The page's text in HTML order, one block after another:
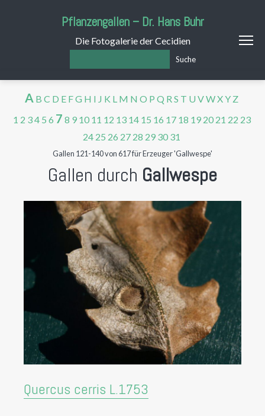
Pflanzengallen – Dr. Hans Buhr
Die Fotogalerie der Cecidien
Suche
A B C D E FG H I J K L M N O P Q R S T U VWXY Z
1 2 34 5 6 7 8 9 10 11 12 13 14 15 16 17 18 19 20 21 22 23
24 25 26 27 28 29 30 31
Gallen 121-140 von 617 für Erzeuger 'Gallwespe'
Gallen durch Gallwespe
Quercus cerris L.1753